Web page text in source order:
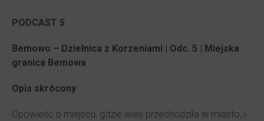
PODCAST 5
Bemowo – Dzielnica z Korzeniami | Odc. 5 | Miejska
granica Bemowa
Opis skrócony
Opowieść o miejscu, gdzie wieś przechodziła w miasto, i